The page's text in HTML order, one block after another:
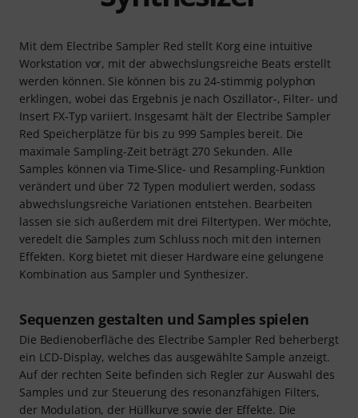
Mit dem Electribe Sampler Red stellt Korg eine intuitive
Workstation vor, mit der abwechslungsreiche Beats erstellt
werden können. Sie können bis zu 24-stimmig polyphon
erklingen, wobei das Ergebnis je nach Oszillator-, Filter- und
Insert FX-Typ variiert. Insgesamt hält der Electribe Sampler
Red Speicherplätze für bis zu 999 Samples bereit. Die
maximale Sampling-Zeit beträgt 270 Sekunden. Alle
Samples können via Time-Slice- und Resampling-Funktion
verändert und über 72 Typen moduliert werden, sodass
abwechslungsreiche Variationen entstehen. Bearbeiten
lassen sie sich außerdem mit drei Filtertypen. Wer möchte,
veredelt die Samples zum Schluss noch mit den internen
Effekten. Korg bietet mit dieser Hardware eine gelungene
Kombination aus Sampler und Synthesizer.
Sequenzen gestalten und Samples spielen
Die Bedienoberfläche des Electribe Sampler Red beherbergt
ein LCD-Display, welches das ausgewählte Sample anzeigt.
Auf der rechten Seite befinden sich Regler zur Auswahl des
Samples und zur Steuerung des resonanzfähigen Filters,
der Modulation, der Hüllkurve sowie der Effekte. Die